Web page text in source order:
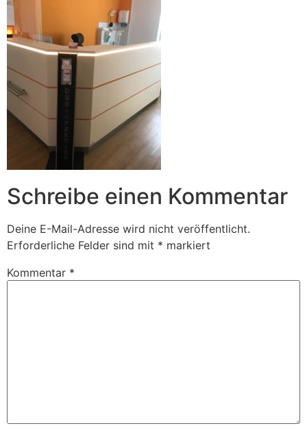
Schreibe einen Kommentar
Deine E-Mail-Adresse wird nicht veröffentlicht.
Erforderliche Felder sind mit * markiert
Kommentar *